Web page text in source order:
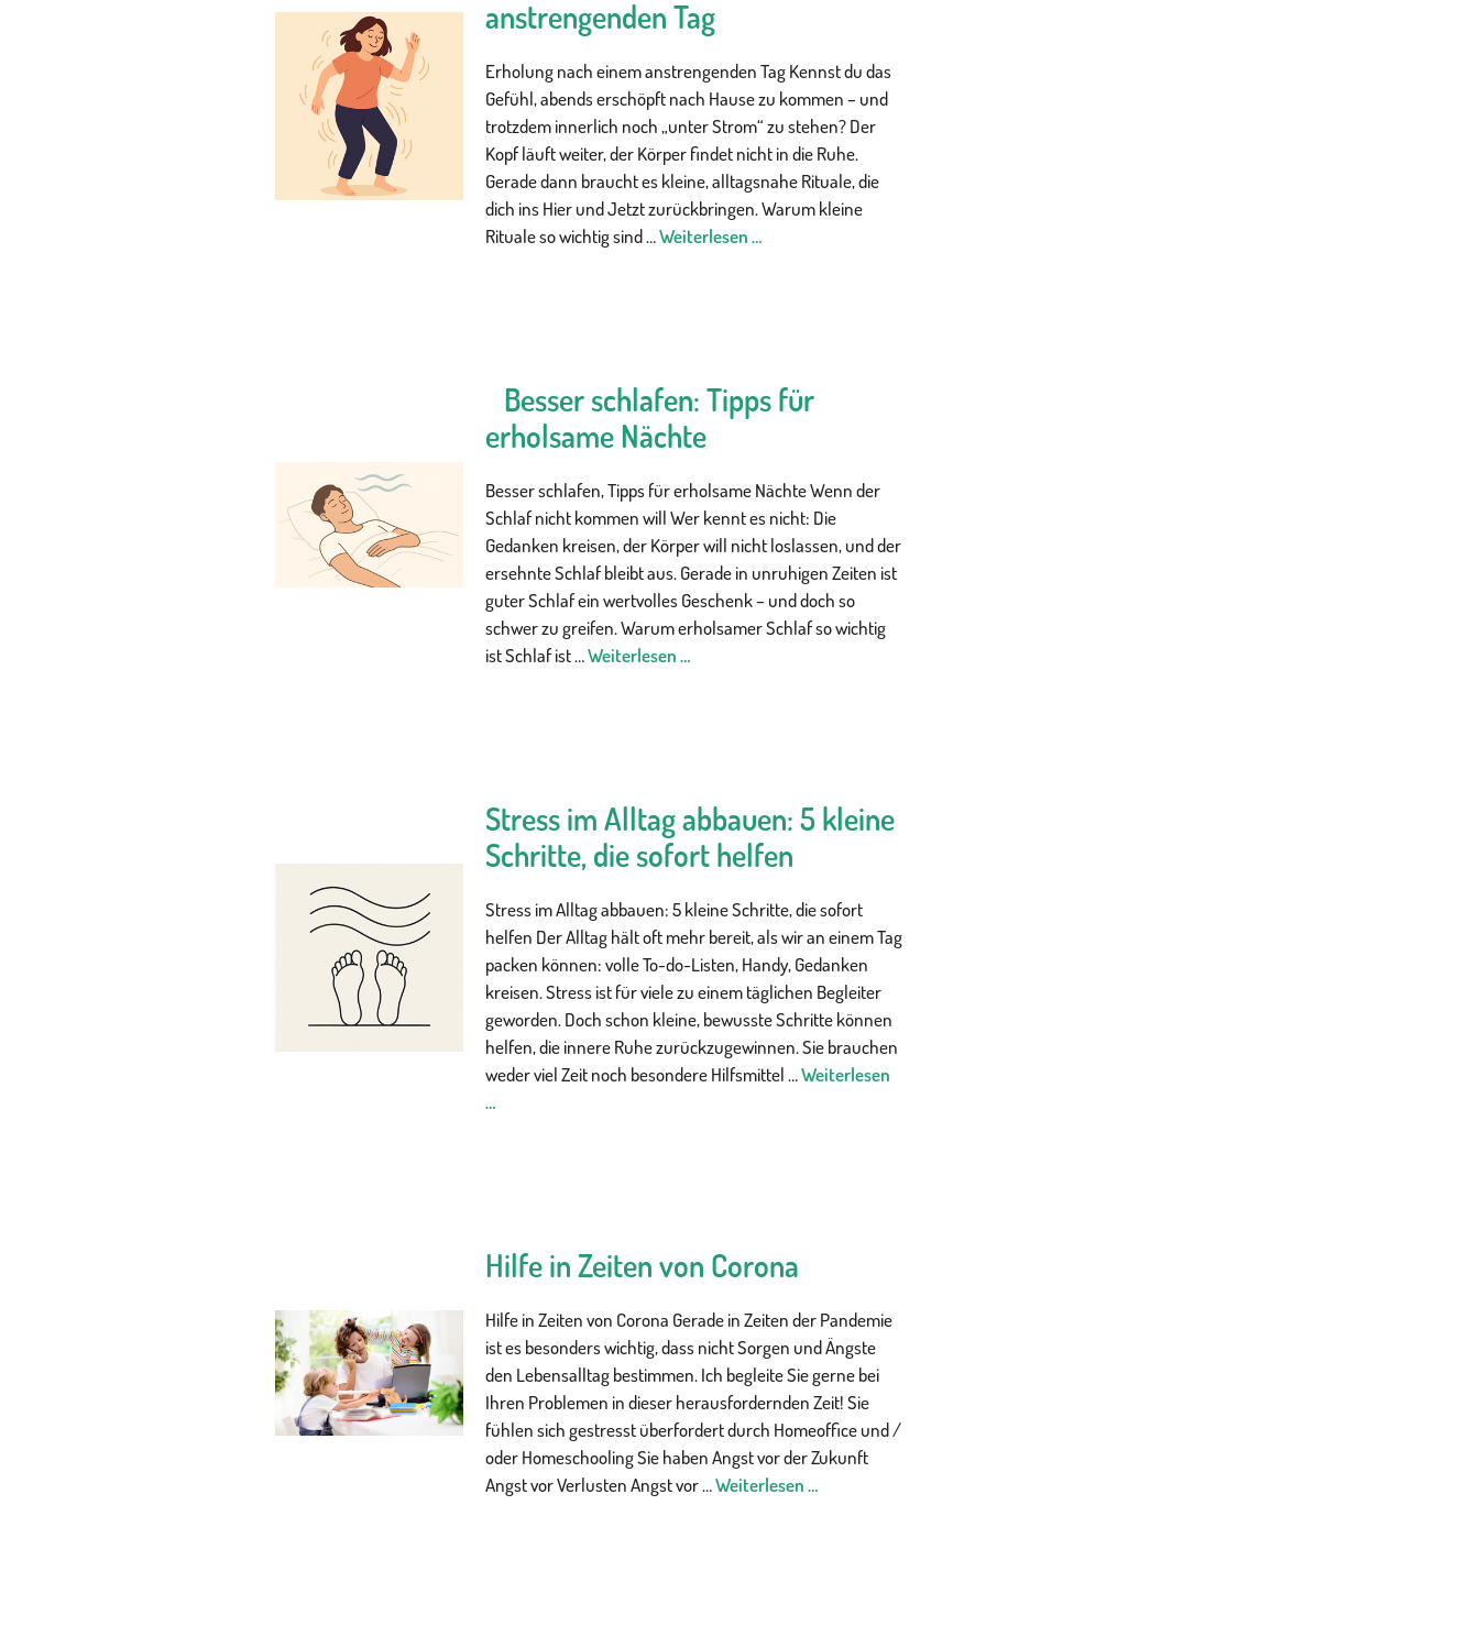
anstrengenden Tag
Erholung nach einem anstrengenden Tag Kennst du das
Gefühl, abends erschöpft nach Hause zu kommen – und
trotzdem innerlich noch „unter Strom“ zu stehen? Der
Kopf läuft weiter, der Körper findet nicht in die Ruhe.
Gerade dann braucht es kleine, alltagsnahe Rituale, die
dich ins Hier und Jetzt zurückbringen. Warum kleine
Rituale so wichtig sind …Weiterlesen …
Besser schlafen: Tipps für
erholsame Nächte
Besser schlafen, Tipps für erholsame Nächte Wenn der
Schlaf nicht kommen will Wer kennt es nicht: Die
Gedanken kreisen, der Körper will nicht loslassen, und der
ersehnte Schlaf bleibt aus. Gerade in unruhigen Zeiten ist
guter Schlaf ein wertvolles Geschenk – und doch so
schwer zu greifen. Warum erholsamer Schlaf so wichtig
ist Schlaf ist …Weiterlesen …
Stress im Alltag abbauen: 5 kleine
Schritte, die sofort helfen
Stress im Alltag abbauen: 5 kleine Schritte, die sofort
helfen Der Alltag hält oft mehr bereit, als wir an einem Tag
packen können: volle To-do-Listen, Handy, Gedanken
kreisen. Stress ist für viele zu einem täglichen Begleiter
geworden. Doch schon kleine, bewusste Schritte können
helfen, die innere Ruhe zurückzugewinnen. Sie brauchen
weder viel Zeit noch besondere Hilfsmittel …Weiterlesen
…
Hilfe in Zeiten von Corona
Hilfe in Zeiten von Corona Gerade in Zeiten der Pandemie
ist es besonders wichtig, dass nicht Sorgen und Ängste
den Lebensalltag bestimmen. Ich begleite Sie gerne bei
Ihren Problemen in dieser herausfordernden Zeit! Sie
fühlen sich gestresst überfordert durch Homeoffice und /
oder Homeschooling Sie haben Angst vor der Zukunft
Angst vor Verlusten Angst vor …Weiterlesen …